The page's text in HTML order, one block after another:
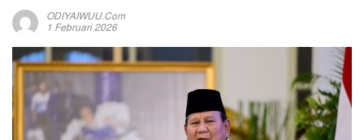
ODIYAIWUU.com
1 Februari 2026